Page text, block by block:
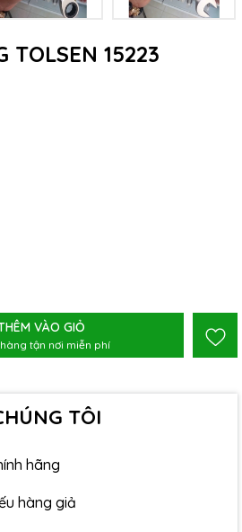
TOLSEN 15223
VÀO GIỎ
tận nơi miễn phí
TÔI
hãng
hàng giả